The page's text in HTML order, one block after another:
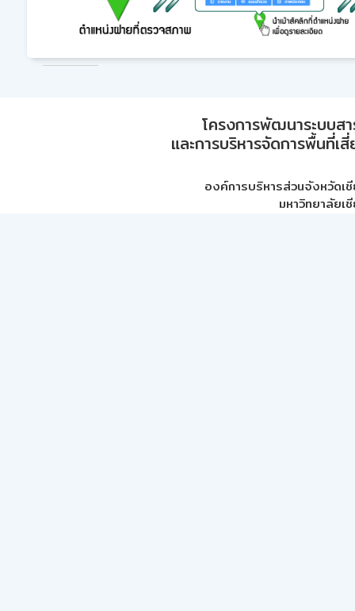
โครงการพัฒนาระบบส
และการบริหารจัดการพื้นที่เ
องค์การบริหารส่วนจังหวัดเ
มหาวิทยาลัยเ